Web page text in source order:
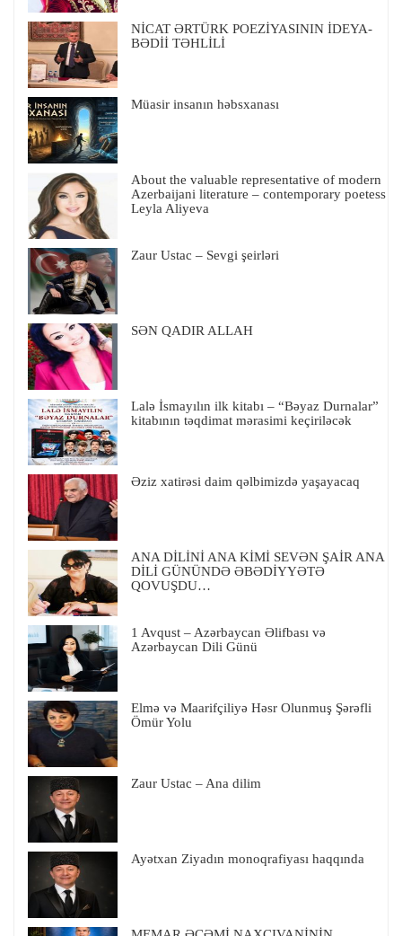
NİCAT ƏRTÜRK POEZİYASININ İDEYA-
BƏDİİ TƏHLİLİ
Müasir insanın həbsxanası
About the valuable representative of modern
Azerbaijani literature – contemporary poetess
Leyla Aliyeva
Zaur Ustac – Sevgi şeirləri
SƏN QADIR ALLAH
Lalə İsmayılın ilk kitabı – “Bəyaz Durnalar”
kitabının təqdimat mərasimi keçiriləcək
Əziz xatirəsi daim qəlbimizdə yaşayacaq
ANA DİLİNİ ANA KİMİ SEVƏN ŞAİR ANA
DİLİ GÜNÜNDƏ ƏBƏDİYYƏTƏ
QOVUŞDU…
1 Avqust – Azərbaycan Əlifbası və
Azərbaycan Dili Günü
Elmə və Maarifçiliyə Həsr Olunmuş Şərəfli
Ömür Yolu
Zaur Ustac – Ana dilim
Ayətxan Ziyadın monoqrafiyası haqqında